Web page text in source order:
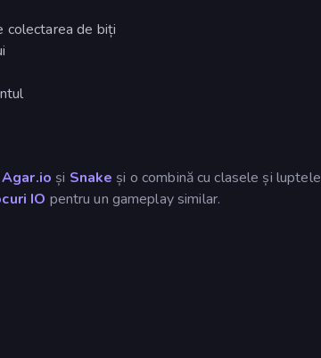
colectarea de biți
Agar.io și Snake și o combină cu clasele și luptele
IO pentru un gameplay similar.